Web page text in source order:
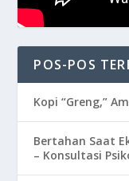
POS-POS
Kopi “Greng,”
Bertahan Saat
– Konsultasi